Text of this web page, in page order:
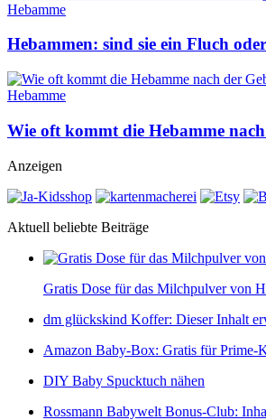
Hebamme
Hebammen: sind sie ein Fluch
Hebamme
Wie oft kommt die Hebamme
Anzeigen
Aktuell beliebte Beiträge
Gratis Dose für das Milchpulver von
dm glückskind Koffer: Dieser Inhalt
Amazon Baby-Box: Gratis für Prime-
DIY Baby Spucktuch nähen
Rossmann Babywelt Bonus-Club: